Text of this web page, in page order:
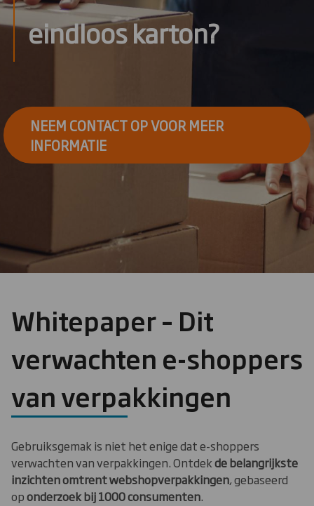
eindloos karton?
NEEM CONTACT OP VOOR MEER
INFORMATIE
Whitepaper – Dit
verwachten e-shoppers
van verpakkingen
Gebruiksgemak is niet het enige dat e-shoppers
verwachten van verpakkingen. Ontdekde belangrijkste
inzichten omtrent webshopverpakkingen, gebaseerd
oponderzoek bij 1000 consumenten.